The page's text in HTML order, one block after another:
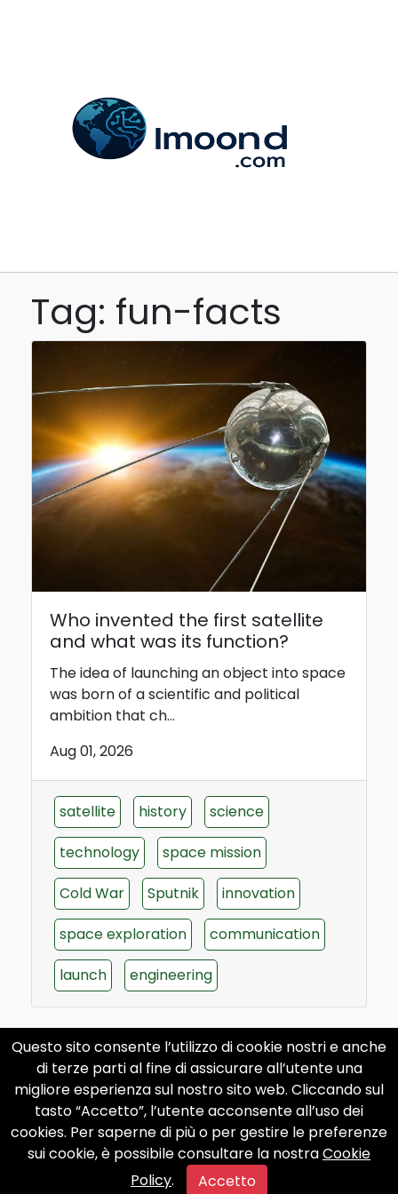
Questo sito consente l’utilizzo di cookie nostri e anche
di terze parti al fine di assicurare all’utente una
migliore esperienza sul nostro sito web. Cliccando sul
tasto “Accetto”, l’utente acconsente all’uso dei
cookies. Per saperne di più o per gestire le preferenze
sui cookie, è possibile consultare la nostraCookie
Policy. Accetto
Tag: fun-facts
Who invented the first satellite
and what was its function?
The idea of ​​launching an object into space
was born of a scientific and political
ambition that ch...
Aug 01, 2026
satellite history
science
technology
space mission
Cold War
Sputnik
innovation
space exploration
communication
launch
engineering